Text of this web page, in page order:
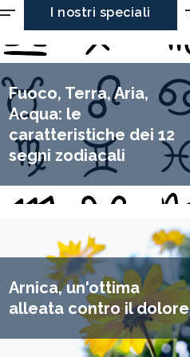
I nostri speciali
Fuoco, Terra, Aria,
Acqua: le
caratteristiche dei 12
segni zodiacali
Arnica, un'ottima
alleata contro il dolore